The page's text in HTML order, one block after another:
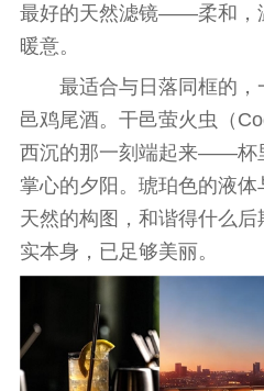
最好的天然滤镜——柔和，
暖意。
最适合与日落同框的
邑鸡尾酒。干邑萤火虫（
西沉的那一刻端起来——杯
掌心的夕阳。琥珀色的液
天然的构图，和谐得什么
实本身，已足够美丽。